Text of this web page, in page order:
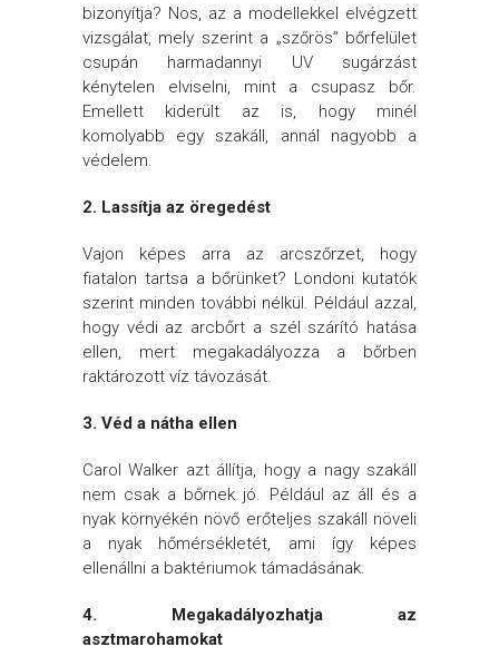
bizonyítja? Nos, az a modellekkel elvégzett
vizsgálat, mely szerint a „szőrös” bőrfelület
csupán harmadannyi UV sugárzást
kénytelen elviselni, mint a csupasz bőr.
Emellett kiderült az is, hogy minél
komolyabb egy szakáll, annál nagyobb a
védelem.
2. Lassítja az öregedést
Vajon képes arra az arcszőrzet, hogy
fiatalon tartsa a bőrünket? Londoni kutatók
szerint minden további nélkül. Például azzal,
hogy védi az arcbőrt a szél szárító hatása
ellen, mert megakadályozza a bőrben
raktározott víz távozását.
3. Véd a nátha ellen
Carol Walker azt állítja, hogy a nagy szakáll
nem csak a bőrnek jó. Például az áll és a
nyak környékén növő erőteljes szakáll növeli
a nyak hőmérsékletét, ami így képes
ellenállni a baktériumok támadásának.
4. Megakadályozhatja az
asztmarohamokat